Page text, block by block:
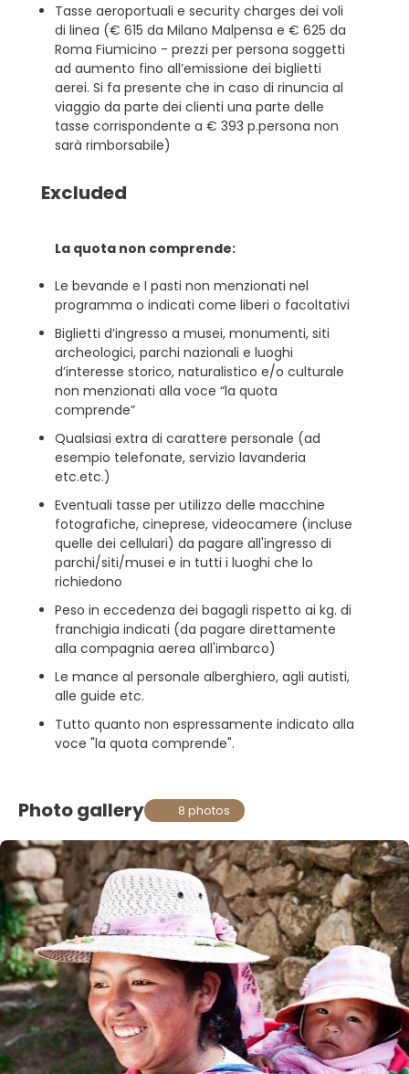
Tasse aeroportuali e security charges dei voli
di linea (€ 615 da Milano Malpensa e € 625 da
Roma Fiumicino - prezzi per persona soggetti
ad aumento fino all’emissione dei biglietti
aerei. Si fa presente che in caso di rinuncia al
viaggio da parte dei clienti una parte delle
tasse corrispondente a € 393 p.persona non
sarà rimborsabile)
Excluded
La quota non comprende:
Le bevande e I pasti non menzionati nel
programma o indicati come liberi o facoltativi
Biglietti d’ingresso a musei, monumenti, siti
archeologici, parchi nazionali e luoghi
d’interesse storico, naturalistico e/o culturale
non menzionati alla voce “la quota
comprende”
Qualsiasi extra di carattere personale (ad
esempio telefonate, servizio lavanderia
etc.etc.)
Eventuali tasse per utilizzo delle macchine
fotografiche, cineprese, videocamere (incluse
quelle dei cellulari) da pagare all'ingresso di
parchi/siti/musei e in tutti i luoghi che lo
richiedono
Peso in eccedenza dei bagagli rispetto ai kg. di
franchigia indicati (da pagare direttamente
alla compagnia aerea all'imbarco)
Le mance al personale alberghiero, agli autisti,
alle guide etc.
Tutto quanto non espressamente indicato alla
voce "la quota comprende".
Photo gallery 8 photos